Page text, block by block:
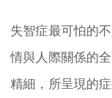
失智症最可怕的
情與人際關係的
精細，所呈現的